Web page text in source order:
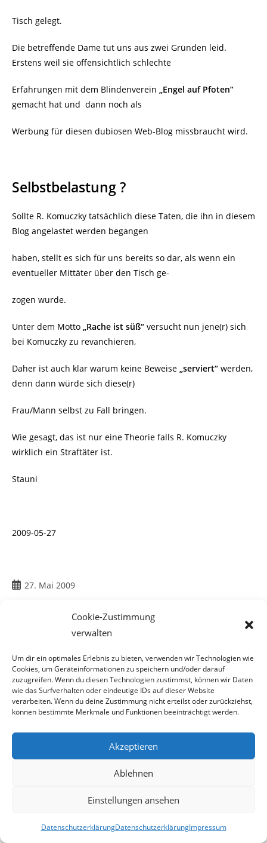
Cookie-Zustimmung
verwalten
Um dir ein optimales Erlebnis zu bieten, verwenden wir Technologien wie
Cookies, um Geräteinformationen zu speichern und/oder darauf
zuzugreifen. Wenn du diesen Technologien zustimmst, können wir Daten
wie das Surfverhalten oder eindeutige IDs auf dieser Website
verarbeiten. Wenn du deine Zustimmung nicht erteilst oder zurückziehst,
können bestimmte Merkmale und Funktionen beeinträchtigt werden.
Akzeptieren
Ablehnen
Einstellungen ansehen
DatenschutzerklärungDatenschutzerklärungImpressum
Tisch gelegt.
Die betreffende Dame tut uns aus zwei Gründen leid.
Erstens weil sie offensichtlich schlechte
Erfahrungen mit dem Blindenverein „Engel auf Pfoten“
gemacht hat und dann noch als
Werbung für diesen dubiosen Web-Blog missbraucht wird.
Selbstbelastung ?
Sollte R. Komuczky tatsächlich diese Taten, die ihn in diesem
Blog angelastet werden begangen
haben, stellt es sich für uns bereits so dar, als wenn ein
eventueller Mittäter über den Tisch ge-
zogen wurde.
Unter dem Motto „Rache ist süß“ versucht nun jene(r) sich
bei Komuczky zu revanchieren,
Daher ist auch klar warum keine Beweise „serviert“ werden,
denn dann würde sich diese(r)
Frau/Mann selbst zu Fall bringen.
Wie gesagt, das ist nur eine Theorie falls R. Komuczky
wirklich ein Straftäter ist.
Stauni
2009-05-27
Beitrag
27. Mai 2009
Sind Sie ein Mörder Herr K. ?
Komuczky Reloaded
Da uns in einem Blog betreffend des ersten Interviews
Herrn Komuczky, in Sachen
„Engel auf Pfoten“, vorgeworfen
wurde dieses zu lasch geführt zu haben, wollten wir das